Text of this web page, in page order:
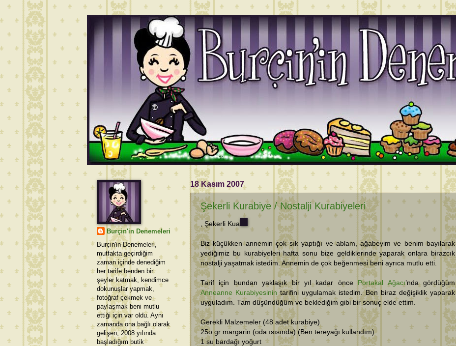
18 Kasım 2007
Şekerli Kurabiye / Nostalji Kurabiyeleri
, Şekerli Kua
Biz küçükken annemin çok sık yaptığı ve ablam, ağabeyim ve benim bayılarak
yediğimiz bu kurabiyeleri hafta sonu bize geldiklerinde yaparak onlara birazcık
nostalji yaşatmak istedim. Annemin de çok beğenmesi beni ayrıca mutlu etti.
Tarif için bundan yaklaşık bir yıl kadar önce Portakal Ağacı’nda gördüğüm
Anneanne Kurabiyesinin tarifini uygulamak istedim. Ben biraz değişiklik yaparak
uyguladım. Tam düşündüğüm ve beklediğim gibi bir sonuç elde ettim.
Gerekli Malzemeler (48 adet kurabiye)
25o gr margarin (oda ısısında) (Ben tereyağı kullandım)
1 su bardağı yoğurt
Burçin'in Denemeleri
Burçin'in Denemeleri,
mutfakta geçirdiğim
zaman içinde denediğim
her tarife benden bir
şeyler katmak, kendimce
dokunuşlar yapmak,
fotoğraf çekmek ve
paylaşmak beni mutlu
ettiği için var oldu. Aynı
zamanda ona bağlı olarak
gelişen, 2008 yılında
başladığım butik